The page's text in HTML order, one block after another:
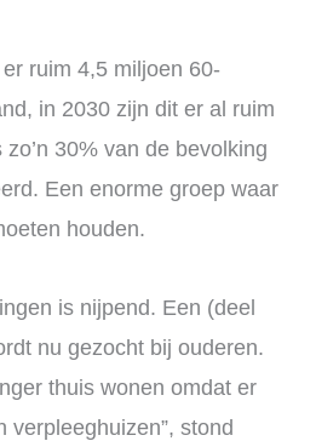
ruim 4,5 miljoen 60-
in 2030 zijn dit er al ruim
30% van de bevolking
Een enorme groep waar
houden.
is nijpend. Een (deel
nu gezocht bij ouderen.
thuis wonen omdat er
verpleeghuizen”, stond